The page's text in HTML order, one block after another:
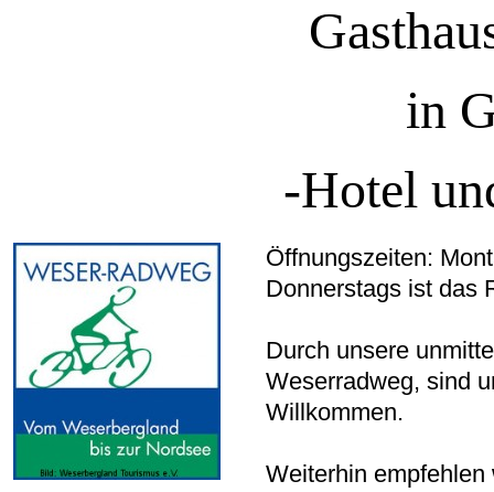
in
-Hotel
Öffnungszeiten:
Donnerstags ist das
Durch unsere
Weserradweg, sind
Willkommen.
Weiterhin